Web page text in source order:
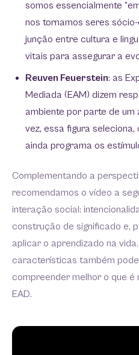
somos essencialmente
nos tornamos seres
junção entre cultura e
vitais para assegurar a
Reuven Feuerstein: as
Mediada (EAM) dizem
ambiente por parte de um
vez, essa figura
ainda programa os
Complementando a
recomendamos o vídeo a
interação social:
construção de significado e,
aplicar o aprendizado na
características também
compreender melhor o que é
EAD.